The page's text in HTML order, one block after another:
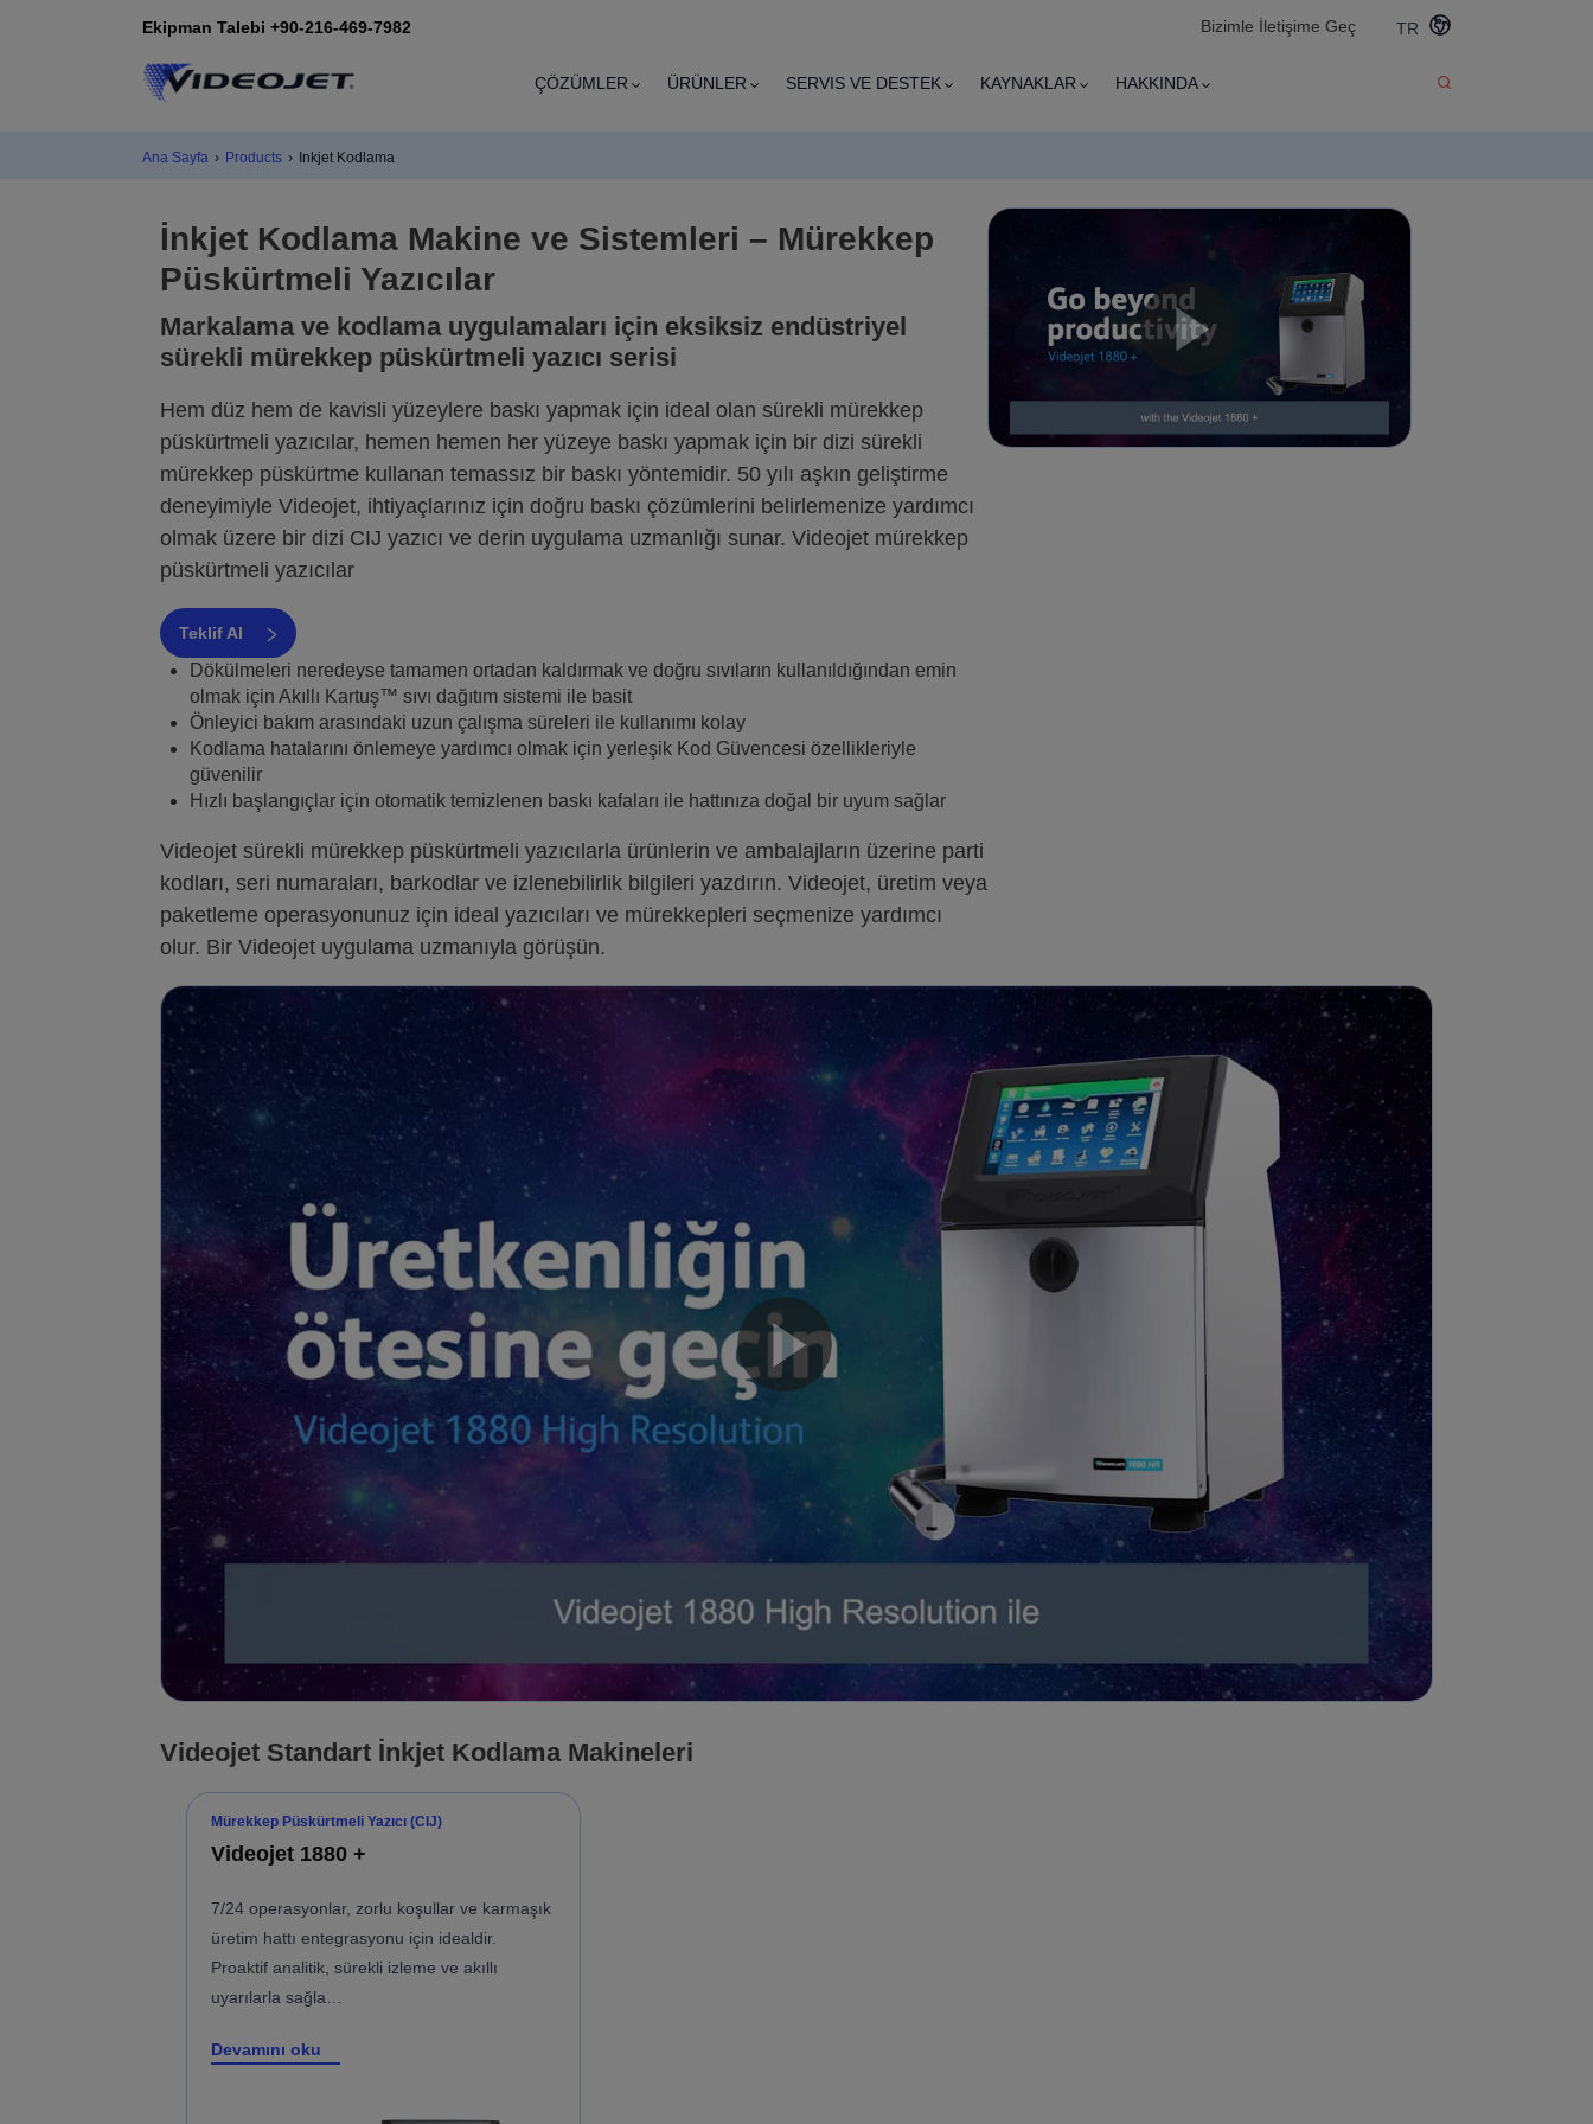
Ekipman Talebi +90-216-469-7982 Bizimle İletişime Geç TR
ÇÖZÜMLER ÜRÜNLER SERVIS VE DESTEK KAYNAKLAR HAKKINDA
Ana Sayfa › Products › Inkjet Kodlama
İnkjet Kodlama Makine ve Sistemleri – Mürekkep
Püskürtmeli Yazıcılar
Markalama ve kodlama uygulamaları için eksiksiz endüstriyel
sürekli mürekkep püskürtmeli yazıcı serisi
Hem düz hem de kavisli yüzeylere baskı yapmak için ideal olan sürekli mürekkep
püskürtmeli yazıcılar, hemen hemen her yüzeye baskı yapmak için bir dizi sürekli
mürekkep püskürtme kullanan temassız bir baskı yöntemidir. 50 yılı aşkın geliştirme
deneyimiyle Videojet, ihtiyaçlarınız için doğru baskı çözümlerini belirlemenize yardımcı
olmak üzere bir dizi CIJ yazıcı ve derin uygulama uzmanlığı sunar. Videojet mürekkep
püskürtmeli yazıcılar
Teklif Al
Dökülmeleri neredeyse tamamen ortadan kaldırmak ve doğru sıvıların kullanıldığından emin
olmak için Akıllı Kartuş™ sıvı dağıtım sistemi ile basit
Önleyici bakım arasındaki uzun çalışma süreleri ile kullanımı kolay
Kodlama hatalarını önlemeye yardımcı olmak için yerleşik Kod Güvencesi özellikleriyle
güvenilir
Hızlı başlangıçlar için otomatik temizlenen baskı kafaları ile hattınıza doğal bir uyum sağlar
Videojet sürekli mürekkep püskürtmeli yazıcılarla ürünlerin ve ambalajların üzerine parti
kodları, seri numaraları, barkodlar ve izlenebilirlik bilgileri yazdırın. Videojet, üretim veya
paketleme operasyonunuz için ideal yazıcıları ve mürekkepleri seçmenize yardımcı
olur. Bir Videojet uygulama uzmanıyla görüşün.
Videojet Standart İnkjet Kodlama Makineleri
Mürekkep Püskürtmeli Yazıcı (CIJ)
Videojet 1880 +
7/24 operasyonlar, zorlu koşullar ve karmaşık
üretim hattı entegrasyonu için idealdir.
Proaktif analitik, sürekli izleme ve akıllı
uyarılarla sağla…
Devamını oku